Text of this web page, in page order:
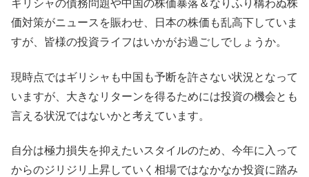
ギリシャの債務問題や中国の株価暴落＆なりふり構わぬ株
価対策がニュースを賑わせ、日本の株価も乱高下していま
すが、皆様の投資ライフはいかがお過ごしでしょうか。
現時点ではギリシャも中国も予断を許さない状況となって
いますが、大きなリターンを得るためには投資の機会とも
言える状況ではないかと考えています。
自分は極力損失を抑えたいスタイルのため、今年に入って
からのジリジリ上昇していく相場ではなかなか投資に踏み